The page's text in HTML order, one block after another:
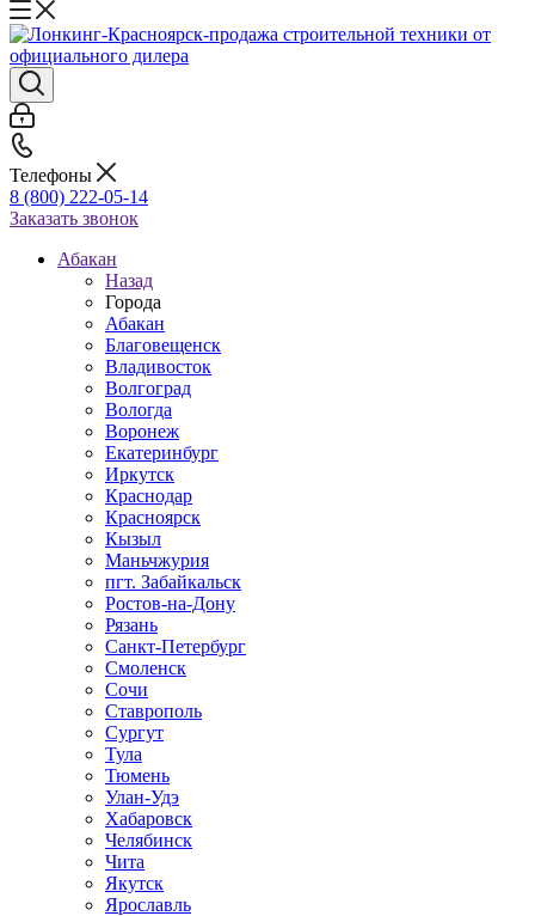
Телефоны
8 (800) 222-05-14
Заказать звонок
Абакан
Назад
Города
Абакан
Благовещенск
Владивосток
Волгоград
Вологда
Воронеж
Екатеринбург
Иркутск
Краснодар
Красноярск
Кызыл
Маньчжурия
пгт. Забайкальск
Ростов-на-Дону
Рязань
Санкт-Петербург
Смоленск
Сочи
Ставрополь
Сургут
Тула
Тюмень
Улан-Удэ
Хабаровск
Челябинск
Чита
Якутск
Ярославль